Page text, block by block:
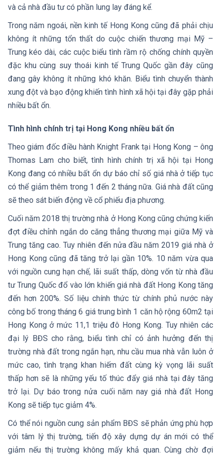
và cả nhà đầu tư có phần lung lay đáng kể.
Trong năm ngoái, nền kinh tế Hong Kong cũng đã phải chịu
không ít những tổn thất do cuộc chiến thương mại Mỹ –
Trung kéo dài, các cuộc biểu tình rầm rộ chống chính quyền
đặc khu cùng suy thoái kinh tế Trung Quốc gần đây cũng
đang gây không ít những khó khăn. Biểu tình chuyển thành
xung đột và bạo động khiến tình hình xã hội tại đây gặp phải
nhiều bất ổn.
Tình hình chính trị tại Hong Kong nhiều bất ổn
Theo giám đốc điều hành Knight Frank tại Hong Kong – ông
Thomas Lam cho biết, tình hình chính trị xã hội tại Hong
Kong đang có nhiều bất ổn dự báo chỉ số giá nhà ở tiếp tục
có thể giảm thêm trong 1 đến 2 tháng nữa. Giá nhà đất cũng
sẽ theo sát biến động về cổ phiếu địa phương.
Cuối năm 2018 thị trường nhà ở Hong Kong cũng chứng kiến
đợt điều chỉnh ngắn do căng thẳng thương mại giữa Mỹ và
Trung tăng cao. Tuy nhiên đến nửa đầu năm 2019 giá nhà ở
Hong Kong cũng đã tăng trở lại gần 10%. 10 năm vừa qua
với nguồn cung hạn chế, lãi suất thấp, dòng vốn từ nhà đầu
tư Trung Quốc đổ vào lớn khiến giá nhà đất Hong Kong tăng
đến hơn 200%. Số liệu chính thức từ chính phủ nước này
công bố trong tháng 6 giá trung bình 1 căn hộ rộng 60m2 tại
Hong Kong ở mức 11,1 triệu đô Hong Kong. Tuy nhiên các
đại lý BĐS cho rằng, biểu tình chỉ có ảnh hưởng đến thị
trường nhà đất trong ngắn hạn, nhu cầu mua nhà vẫn luôn ở
mức cao, tình trạng khan hiếm đất cùng kỳ vọng lãi suất
thấp hơn sẽ là những yếu tố thúc đẩy giá nhà tại đây tăng
trở lại. Dự báo trong nửa cuối năm nay giá nhà đất Hong
Kong sẽ tiếp tục giảm 4%.
Có thể nói nguồn cung sản phẩm BĐS sẽ phản ứng phù hợp
với tâm lý thị trường, tiến độ xây dựng dự án mới có thể
giảm nếu thị trường không mấy khả quan. Cùng chờ đợi